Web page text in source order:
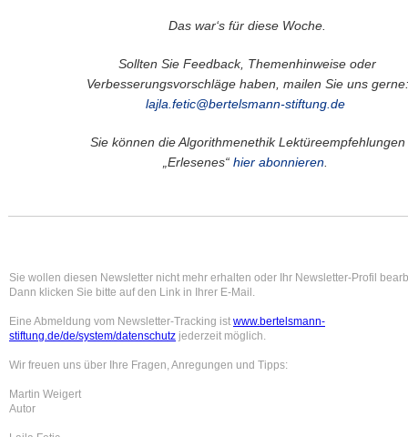
Das war‘s für diese Woche.
Sollten Sie Feedback, Themenhinweise oder
Verbesserungsvorschläge haben, mailen Sie uns gerne:
lajla.fetic@bertelsmann-stiftung.de
Sie können die Algorithmenethik Lektüreempfehlungen
„Erlesenes“ hier abonnieren
Sie wollen diesen Newsletter nicht mehr erhalten oder Ihr Newsletter-Profil
Dann klicken Sie bitte auf den Link in Ihrer E-Mail.
Eine Abmeldung vom Newsletter-Tracking ist www.bertelsmann-
stiftung.de/de/system/datenschutz jederzeit möglich.
Wir freuen uns über Ihre Fragen, Anregungen und Tipps:
Martin Weigert
Autor